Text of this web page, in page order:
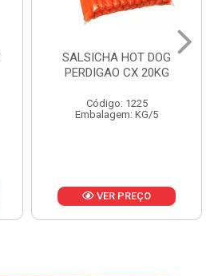
SALSICHA HOT DOG
PERDIGAO CX 20KG
Código: 1225
Embalagem: KG/5
VER PREÇO